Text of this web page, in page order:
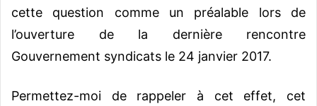
cette question comme un préalable lors de
l’ouverture de la dernière rencontre
Gouvernement syndicats le 24 janvier 2017.
Permettez-moi de rappeler à cet effet, cet